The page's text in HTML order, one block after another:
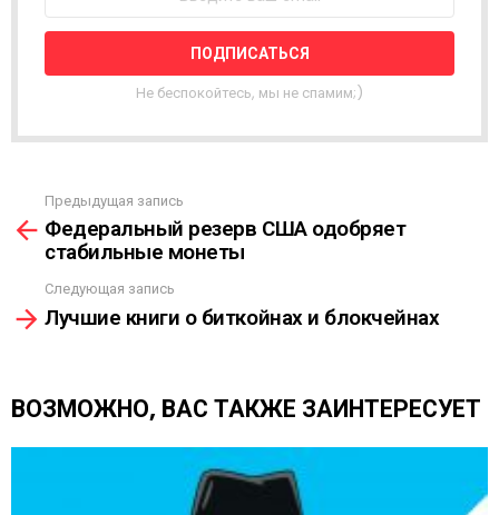
Т
Н
Я
С
Ы
Л
К
А
Не беспокойтесь, мы не спамим;)
м
е
е
щ
е
Предыдущая запись
Федеральный резерв США одобряет
стабильные монеты
Следующая запись
Лучшие книги о биткойнах и блокчейнах
ВОЗМОЖНО, ВАС ТАКЖЕ ЗАИНТЕРЕСУЕТ